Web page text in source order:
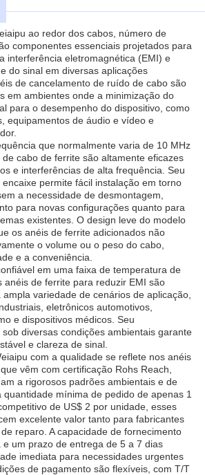
ao redor dos cabos, número de
componentes essenciais projetados para
interferência eletromagnética (EMI) e
do sinal em diversas aplicações
de cancelamento de ruído de cabo são
em ambientes onde a minimização do
para o desempenho do dispositivo, como
equipamentos de áudio e vídeo e
que normalmente varia de 10 MHz
cabo de ferrite são altamente eficazes
e interferências de alta frequência. Seu
permite fácil instalação em torno
a necessidade de desmontagem,
para novas configurações quanto para
existentes. O design leve do modelo
os anéis de ferrite adicionados não
o volume ou o peso do cabo,
e a conveniência.
em uma faixa de temperatura de
anéis de ferrite para reduzir EMI são
variedade de cenários de aplicação,
eletrônicos automotivos,
e dispositivos médicos. Seu
diversas condições ambientais garante
e clareza de sinal.
com a qualidade se reflete nos anéis
vêm com certificação Rohs Reach,
a rigorosos padrões ambientais e de
mínima de pedido de apenas 1
de US$ 2 por unidade, esses
excelente valor tanto para fabricantes
reparo. A capacidade de fornecimento
e um prazo de entrega de 5 a 7 dias
imediata para necessidades urgentes
de pagamento são flexíveis, com T/T